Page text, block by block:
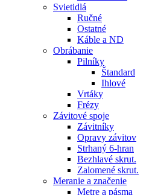
Svietidlá
Ručné
Ostatné
Káble a ND
Obrábanie
Pilníky
Štandard
Ihlové
Vrtáky
Frézy
Závitové spoje
Závitníky
Opravy závitov
Strhaný 6-hran
Bezhlavé skrut.
Zalomené skrut.
Meranie a značenie
Metre a pásma